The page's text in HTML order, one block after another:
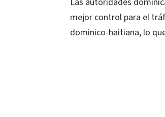
mejor control para el
dominico-haitiana, lo